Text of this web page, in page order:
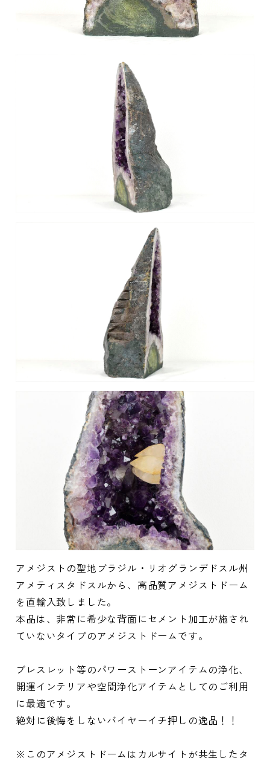
アメジストの聖地ブラジル・リオグランデドスル州
アメティスタドスルから、高品質アメジストドーム
を直輸入致しました。
本品は、非常に希少な背面にセメント加工が施され
ていないタイプのアメジストドームです。
ブレスレット等のパワーストーンアイテムの浄化、
開運インテリアや空間浄化アイテムとしてのご利用
に最適です。
絶対に後悔をしないバイヤーイチ押しの逸品！！
※このアメジストドームはカルサイトが共生したタ